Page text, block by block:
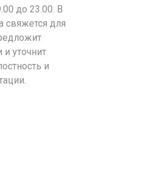
до 23.00. В
свяжется для
уточнит
и